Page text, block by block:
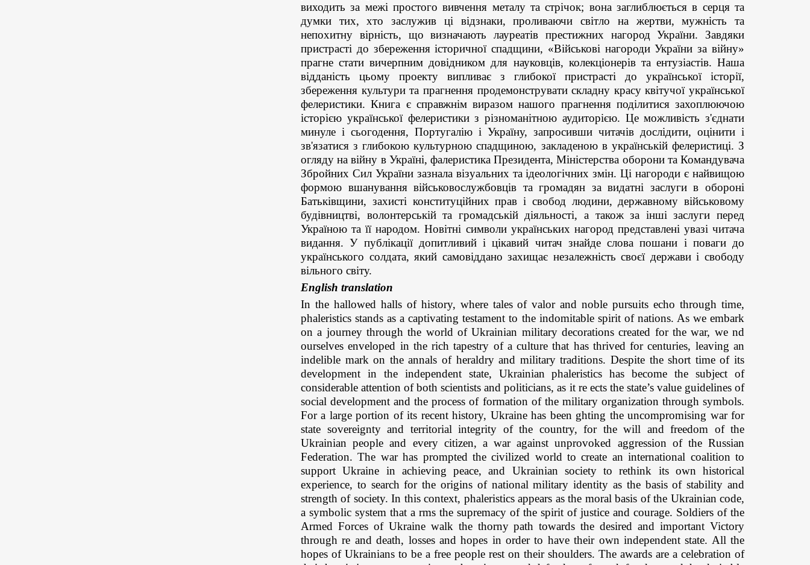
виходить за межі простого вивчення металу та стрічок; вона заглиблюється в серця та
думки тих, хто заслужив ці відзнаки, проливаючи світло на жертви, мужність та
непохитну вірність, що визначають лауреатів престижних нагород України. Завдяки
пристрасті до збереження історичної спадщини, «Військові нагороди України за війну»
прагне стати вичерпним довідником для науковців, колекціонерів та ентузіастів. Наша
відданість цьому проекту випливає з глибокої пристрасті до української історії,
збереження культури та прагнення продемонструвати складну красу квітучої української
фелеристики. Книга є справжнім виразом нашого прагнення поділитися захоплюючою
історією української фелеристики з різноманітною аудиторією. Це можливість з'єднати
минуле і сьогодення, Португалію і Україну, запросивши читачів дослідити, оцінити і
зв'язатися з глибокою культурною спадщиною, закладеною в українській фелеристиці. З
огляду на війну в Україні, фалеристика Президента, Міністерства оборони та Командувача
Збройних Сил України зазнала візуальних та ідеологічних змін. Ці нагороди є найвищою
формою вшанування військовослужбовців та громадян за видатні заслуги в обороні
Батьківщини, захисті конституційних прав і свобод людини, державному військовому
будівництві, волонтерській та громадській діяльності, а також за інші заслуги перед
Україною та її народом. Новітні символи українських нагород представлені увазі читача
видання. У публікації допитливий і цікавий читач знайде слова пошани і поваги до
українського солдата, який самовіддано захищає незалежність своєї держави і свободу
вільного світу.
English translation
In the hallowed halls of history, where tales of valor and noble pursuits echo through time,
phaleristics stands as a captivating testament to the indomitable spirit of nations. As we embark
on a journey through the world of Ukrainian military decorations created for the war, we nd
ourselves enveloped in the rich tapestry of a culture that has thrived for centuries, leaving an
indelible mark on the annals of heraldry and military traditions. Despite the short time of its
development in the independent state, Ukrainian phaleristics has become the subject of
considerable attention of both scientists and politicians, as it re ects the state’s value guidelines of
social development and the process of formation of the military organization through symbols.
For a large portion of its recent history, Ukraine has been ghting the uncompromising war for
state sovereignty and territorial integrity of the country, for the will and freedom of the
Ukrainian people and every citizen, a war against unprovoked aggression of the Russian
Federation. The war has prompted the civilized world to create an international coalition to
support Ukraine in achieving peace, and Ukrainian society to rethink its own historical
experience, to search for the origins of national military identity as the basis of stability and
strength of society. In this context, phaleristics appears as the moral basis of the Ukrainian code,
a symbolic system that a rms the supremacy of the spirit of justice and courage. Soldiers of the
Armed Forces of Ukraine walk the thorny path towards the desired and important Victory
through re and death, losses and hopes in order to have their own independent state. All the
hopes of Ukrainians to be a free people rest on their shoulders. The awards are a celebration of